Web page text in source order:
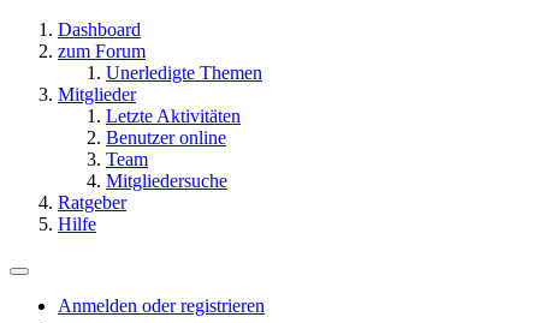
Dashboard
zum Forum
Unerledigte Themen
Mitglieder
Letzte Aktivitäten
Benutzer online
Team
Mitgliedersuche
Ratgeber
Hilfe
Anmelden oder registrieren